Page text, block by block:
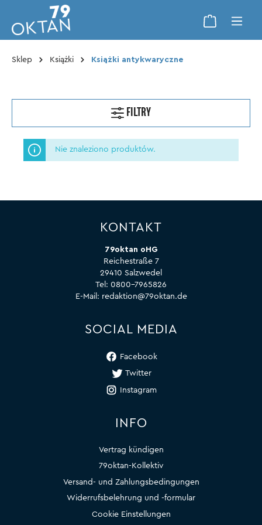
Sklep Książki Książki antykwaryczne
FILTRY
Nie znaleziono produktów.
KONTAKT
79oktan oHG
Reichestraße 7
29410 Salzwedel
Tel: 0800-7965826
E-Mail: redaktion@79oktan.de
SOCIAL MEDIA
Facebook
Twitter
Instagram
INFO
Vertrag kündigen
79oktan-Kollektiv
Versand- und Zahlungsbedingungen
Widerrufsbelehrung und -formular
Cookie Einstellungen